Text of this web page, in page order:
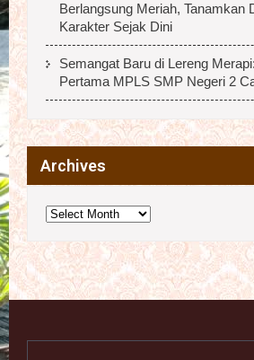
Berlangsung Meriah, Tanamkan
Karakter Sejak Dini
Semangat Baru di Lereng
Pertama MPLS SMP Negeri 2
Archives
Archives